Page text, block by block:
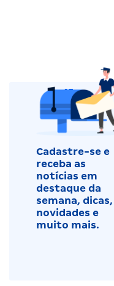
Cadastre-se e
receba as
notícias em
destaque da
semana, dicas,
novidades e
muito mais.